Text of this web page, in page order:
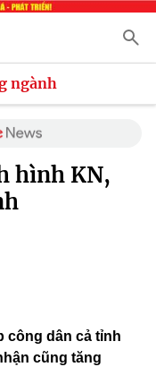
ngành
hình KN,
công dân cả tỉnh
cũng tăng